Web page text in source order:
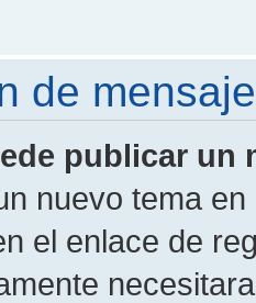
de
publicar un
nuevo tema
el enlace de